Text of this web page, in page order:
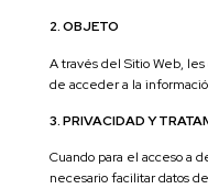
2. OBJETO
A través del Sitio Web,
de acceder a la
3. PRIVACIDAD Y
Cuando para el acceso a
necesario facilitar datos